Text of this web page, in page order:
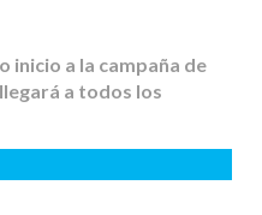
inicio a la campaña de
a todos los